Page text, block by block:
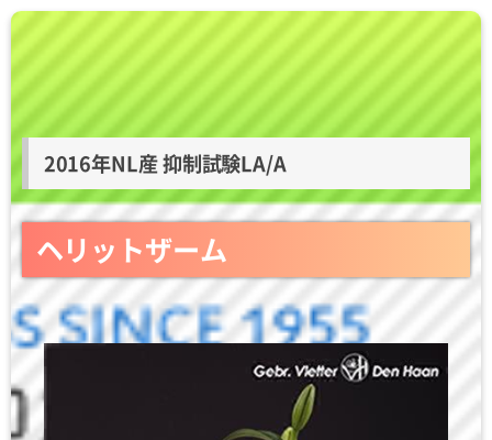
2016年NL産 抑制試験LA/A
ヘリットザーム